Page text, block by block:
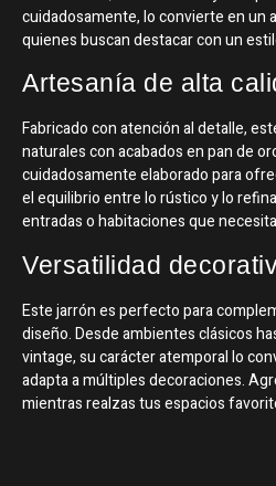
cuidadosamente, lo convierte en un
quienes buscan destacar con un
Artesanía de alta
Fabricado con atención al detalle,
naturales con acabados en pan de
cuidadosamente elaborado para
el equilibrio entre lo rústico y lo
entradas o habitaciones que
Versatilidad
Este jarrón es perfecto para
diseño. Desde ambientes clásicos
vintage, su carácter atemporal lo
adapta a múltiples decoraciones.
mientras realzas tus espacios